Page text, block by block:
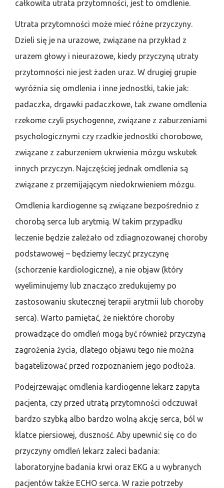
całkowita utrata przytomności, jest to omdlenie.
Utrata przytomności może mieć różne przyczyny.
Dzieli się je na urazowe, związane na przykład z
urazem głowy i nieurazowe, kiedy przyczyną utraty
przytomności nie jest żaden uraz. W drugiej grupie
wyróżnia się omdlenia i inne jednostki, takie jak:
padaczka, drgawki padaczkowe, tak zwane omdlenia
rzekome czyli psychogenne, związane z zaburzeniami
psychologicznymi czy rzadkie jednostki chorobowe,
związane z zaburzeniem ukrwienia mózgu wskutek
innych przyczyn. Najczęściej jednak omdlenia są
związane z przemijającym niedokrwieniem mózgu.
Omdlenia kardiogenne są związane bezpośrednio z
chorobą serca lub arytmią. W takim przypadku
leczenie będzie zależało od zdiagnozowanej choroby
podstawowej – będziemy leczyć przyczynę
(schorzenie kardiologiczne), a nie objaw (który
wyeliminujemy lub znacząco zredukujemy po
zastosowaniu skutecznej terapii arytmii lub choroby
serca). Warto pamiętać, że niektóre choroby
prowadzące do omdleń mogą być również przyczyną
zagrożenia życia, dlatego objawu tego nie można
bagatelizować przed rozpoznaniem jego podłoża.
Podejrzewając omdlenia kardiogenne lekarz zapyta
pacjenta, czy przed utratą przytomności odczuwał
bardzo szybką albo bardzo wolną akcję serca, ból w
klatce piersiowej, duszność. Aby upewnić się co do
przyczyny omdleń lekarz zaleci badania:
laboratoryjne badania krwi oraz EKG a u wybranych
pacjentów także ECHO serca. W razie potrzeby